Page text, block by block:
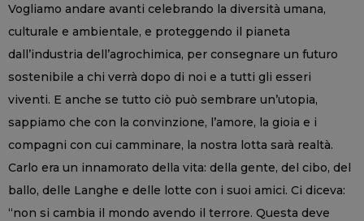
Vogliamo andare avanti celebrando la diversità umana,
culturale e ambientale, e proteggendo il pianeta
dall’industria dell’agrochimica, per consegnare un futuro
sostenibile a chi verrà dopo di noi e a tutti gli esseri
viventi. E anche se tutto ciò può sembrare un’utopia,
sappiamo che con la convinzione, l’amore, la gioia e i
compagni con cui camminare, la nostra lotta sarà realtà.
Carlo era un innamorato della vita: della gente, del cibo, del
ballo, delle Langhe e delle lotte con i suoi amici. Ci diceva:
“non si cambia il mondo avendo il terrore. Questa deve